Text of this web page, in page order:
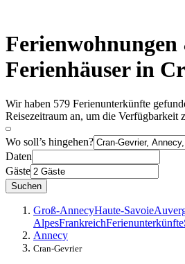
Ferienwohnungen
Ferienhäuser in
Wir haben 579 Ferienunterkünfte
Reisezeitraum an, um die Verfügbarkeit
Wo soll’s hingehen?
Daten
Gäste
Suchen
Groß-AnnecyHaute-Savoie
AlpesFrankreichFerienunterkünfte
Annecy
Cran-Gevrier